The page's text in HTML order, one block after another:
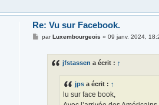
Re: Vu sur Facebook.
MparLuxembourgeois »09 janv. 2024,
jfstassen a écrit : ↑
jps a écrit : ↑
lu sur face book,